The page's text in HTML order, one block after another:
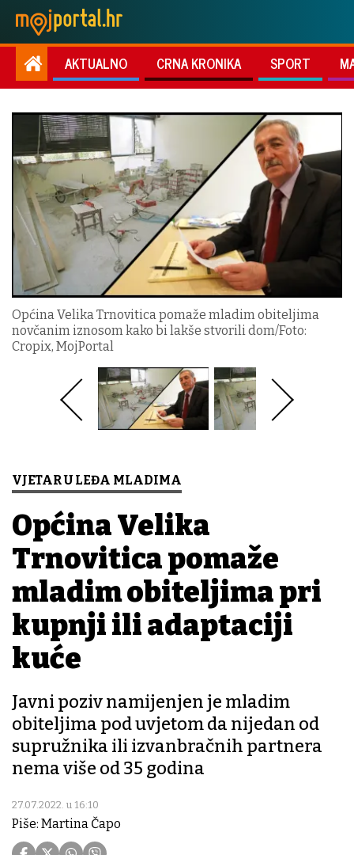
AKTUALNO CRNA KRONIKA SPORT
Općina Velika Trnovitica pomaže mladim obiteljima
novčanim iznosom kako bi lakše stvorili dom/Foto:
Cropix, MojPortal
VJETAR U LEĐA MLADIMA
Općina Velika
Trnovitica pomaže
mladim obiteljima pri
kupnji ili adaptaciji
kuće
Javni poziv namijenjen je mladim
obiteljima pod uvjetom da nijedan od
supružnika ili izvanbračnih partnera
nema više od 35 godina
27.07.2022. u 16:10
Piše: Martina Čapo